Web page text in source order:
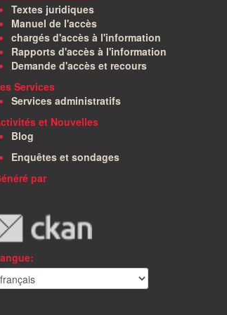
Textes juridiques
Manuel de l'accès
chargés d'accès à l'information
Rapports d'accès à l'information
Demande d'accès et recours
Services
Services administratifs
et Nouvelles
Blog
Enquêtes et sondages
par